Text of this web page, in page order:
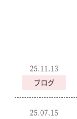
25.11.13
ブログ
25.07.15